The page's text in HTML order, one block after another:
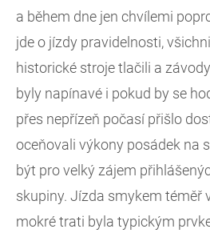
a během dne jen chvílemi
jde o jízdy pravidelnosti,
historické stroje tlačili a
byly napínavé i pokud by se
přes nepřízeň počasí přišlo
oceňovali výkony posádek na
být pro velký zájem
skupiny. Jízda smykem téměř
mokré trati byla typickým